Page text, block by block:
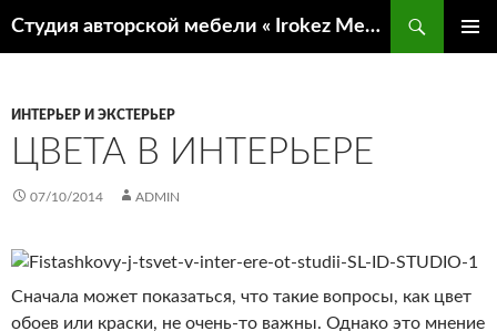
Студия авторской мебели « Irokez Мебель»
ИНТЕРЬЕР И ЭКСТЕРЬЕР
ЦВЕТА В ИНТЕРЬЕРЕ
07/10/2014 ADMIN
Сначала может показаться, что такие вопросы, как цвет
обоев или краски, не очень-то важны. Однако это мнение